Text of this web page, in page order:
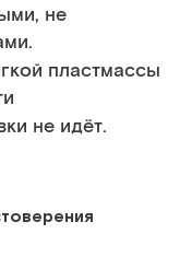
не
пластмассы
не идёт.